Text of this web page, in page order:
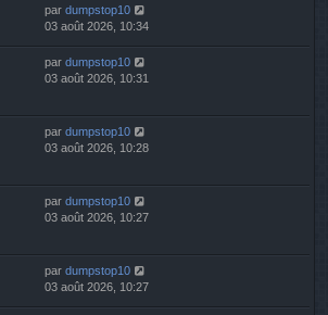
par dumpstop10
03 août 2026, 10:34
par dumpstop10
03 août 2026, 10:31
par dumpstop10
03 août 2026, 10:28
par dumpstop10
03 août 2026, 10:27
par dumpstop10
03 août 2026, 10:27